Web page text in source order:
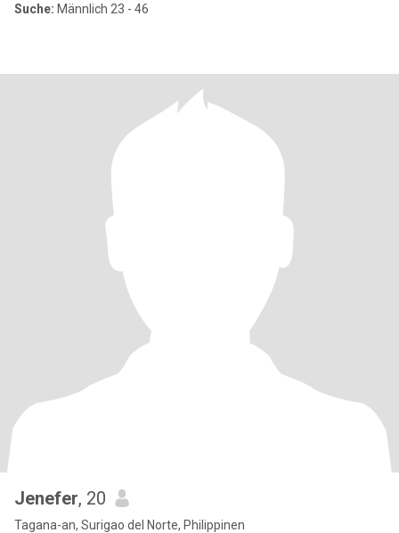
Suche: Männlich 23 - 46
Jenefer, 20
Tagana-an, Surigao del Norte, Philippinen